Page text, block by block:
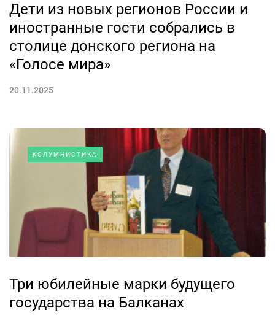
Дети из новых регионов России и
иностранные гости собрались в
столице донского региона на
«Голосе мира»
20.11.2025
КОЛУМНИСТИКА
Три юбилейные марки будущего
государства на Балканах